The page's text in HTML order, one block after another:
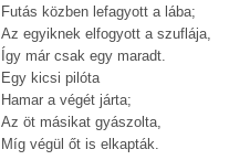
Futás közben lefagyott a lába;
Az egyiknek elfogyott a szuflája,
Így már csak egy maradt.
Egy kicsi pilóta
Hamar a végét járta;
Az öt másikat gyászolta,
Míg végül őt is elkapták.